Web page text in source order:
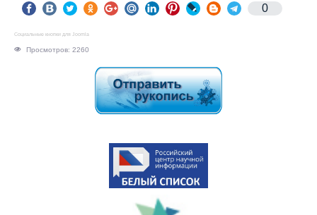
0
Социальные кнопки для Joomla
Просмотров: 2260